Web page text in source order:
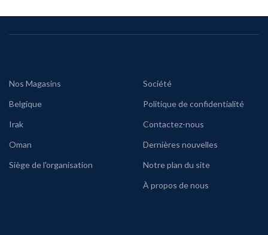
Nos Magasins
Belgique
Irak
Oman
Siège de l'organisation
Société
Politique de confidentialité
Contactez-nous
Dernières nouvelles
Notre plan du site
À propos de nous